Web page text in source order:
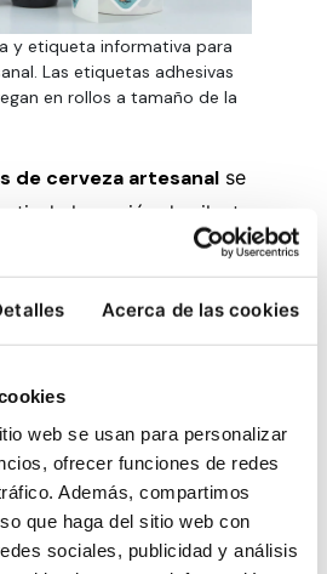
Acerca de las cookies
web se usan para personalizar
ofrecer funciones de redes
Además, compartimos
que haga del sitio web con
sociales, publicidad y análisis
y etiqueta informativa para
Las etiquetas adhesivas
en rollos a tamaño de la
de cerveza artesanal se
de la opción de silueta
la etiqueta frontal y la
para la trasera.
sobre el adhesivo
Estesoporte es
se conserve en
tras la refrigeración o la